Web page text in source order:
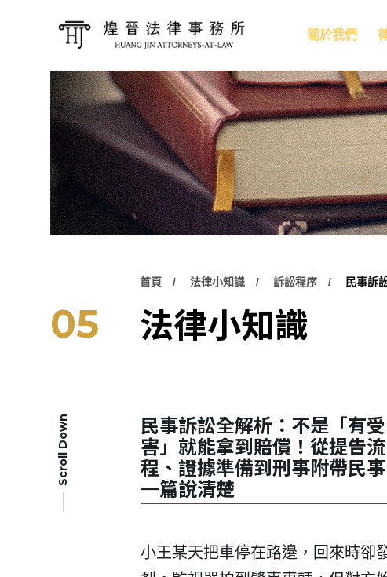
關於我們
05
首頁 法律小知識 訴訟程序 民事訴
法律小知識
Scroll Down 民事訴訟全解析：不是「有受
害」就能拿到賠償！從提告流
程、證據準備到刑事附帶民事
一篇說清楚
小王某天把車停在路邊，回來時卻